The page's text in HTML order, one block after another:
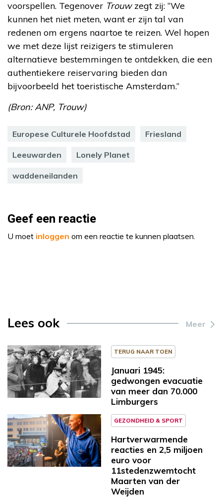
voorspellen. Tegenover Trouwzegt zij: “We
kunnen het niet meten, want er zijn tal van
redenen om ergens naartoe te reizen. Wel hopen
we met deze lijst reizigers te stimuleren
alternatieve bestemmingen te ontdekken, die een
authentiekere reiservaring bieden dan
bijvoorbeeld het toeristische Amsterdam.”
(Bron: ANP, Trouw)
Europese Culturele Hoofdstad Friesland
Leeuwarden Lonely Planet
waddeneilanden
Geef een reactie
U moet inloggen om een reactie te kunnen plaatsen.
Lees ook Meer
TERUG NAAR TOEN
Januari 1945:
gedwongen evacuatie
van meer dan 70.000
Limburgers
GEZONDHEID & SPORT
Hartverwarmende
reacties en 2,5 miljoen
euro voor
11stedenzwemtocht
Maarten van der
Weijden